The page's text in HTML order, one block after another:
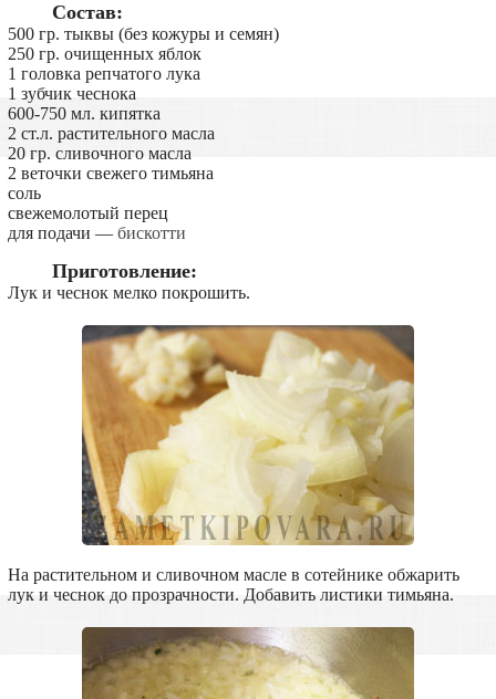
Состав:
500 гр. тыквы (без кожуры и семян)
250 гр. очищенных яблок
1 головка репчатого лука
1 зубчик чеснока
600-750 мл. кипятка
2 ст.л. растительного масла
20 гр. сливочного масла
2 веточки свежего тимьяна
соль
свежемолотый перец
для подачи — бискотти
Приготовление:
Лук и чеснок мелко покрошить.
На растительном и сливочном масле в сотейнике обжарить
лук и чеснок до прозрачности. Добавить листики тимьяна.